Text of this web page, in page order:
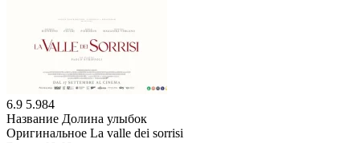
6.9 5.984
Название Долина улыбок
Оригинальное La valle dei sorrisi